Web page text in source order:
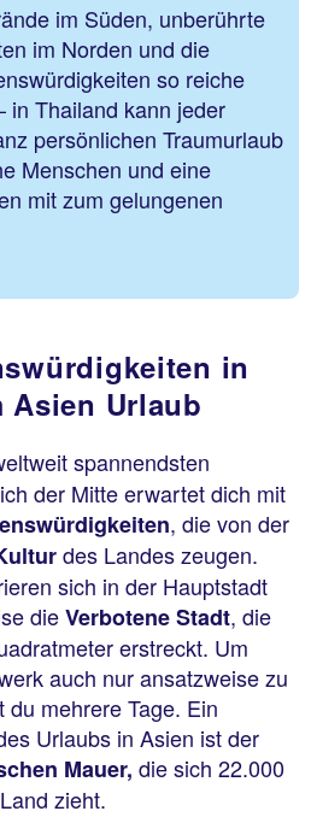
im Süden, unberührte
im Norden und die
so reiche
in Thailand kann jeder
persönlichen Traumurlaub
Menschen und eine
mit zum gelungenen
in
Asien Urlaub
spannendsten
der Mitte erwartet dich mit
, die von der
des Landes zeugen.
sich in der Hauptstadt
dieVerbotene Stadt, die
erstreckt. Um
auch nur ansatzweise zu
mehrere Tage. Ein
Urlaubs in Asien ist der
Mauer, die sich 22.000
zieht.